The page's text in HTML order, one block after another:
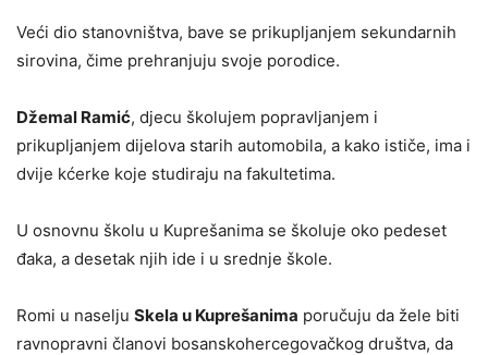
Veći dio stanovništva, bave se prikupljanjem sekundarnih
sirovina, čime prehranjuju svoje porodice.
Džemal Ramić, djecu školujem popravljanjem i
prikupljanjem dijelova starih automobila, a kako ističe, ima i
dvije kćerke koje studiraju na fakultetima.
U osnovnu školu u Kuprešanima se školuje oko pedeset
đaka, a desetak njih ide i u srednje škole.
Romi u naselju Skela u Kuprešanima poručuju da žele biti
ravnopravni članovi bosanskohercegovačkog društva, da